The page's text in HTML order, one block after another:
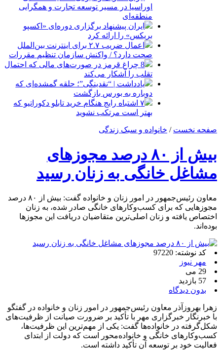
اوراسیا در مسیر توسعه تجارت و همگرایی
منطقه‌ای
ایران پیشنهاد برگزاری دوره‌ای «اکسپو
بریکس» را ارائه کرد
اعمال ضریب ۲.۷ برای اینترنت بین‌الملل
صحت دارد؟ / واکنش سازمان تنظیم مقررات
8 چراغ قرمز در صورت‌های مالی که احتمال
تقلب را آشکار می‌کند
یادداشت | “نقدینگی”؛ حلقه گمشده‌ای که
دوباره به بورس بازگشت
۷ اشتباه رایج هنگام خرید تابلو دکوراتیو که
بهتر است مرتکب نشوید
صفحه نخست / خانواده و سبک زندگی
بیش از ۸۰ درصد مجوزهای
مشاغل خانگی به زنان رسید
معاون رئیس‌جمهور در امور زنان و خانواده گفت: بیش از ۸۰ درصد
مجوزهایی که برای کسب‌وکارهای خانگی صادر شده، به زنان
اختصاص یافته و زنان اصلی‌ترین متقاضیان دریافت این مجوزها
بوده‌اند.
کد نوشته: 97220
مهر نیوز
29 می
57 بازدید
بدون دیدگاه
زهرا بهروزآذر معاون رئیس‌جمهور در امور زنان و خانواده در گفتگو
با خبرنگار خبرگزاری مهر با تأکید بر ضرورت صیانت از ظرفیت‌های
شکل‌گرفته در خانواده‌ها گفت: یکی از مهم‌ترین این ظرفیت‌ها،
کسب‌وکارهای خانگی و خانواده‌محور است که دولت از ابتدای
فعالیت خود بر توسعه آن تأکید داشته است.